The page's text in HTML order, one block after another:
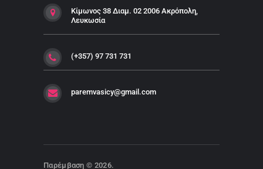
Κίμωνος 38 Διαμ. 02 2006 Ακρόπολη,
Λευκωσία
(+357) 97 731 731
paremvasicy@gmail.com
Παρέμβαση © 2026.